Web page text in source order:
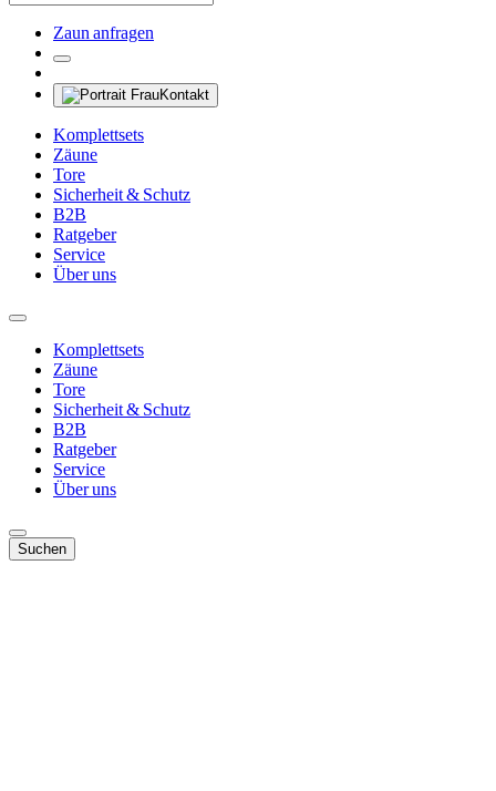
Zaun anfragen
Kontakt
Komplettsets
Zäune
Tore
Sicherheit & Schutz
B2B
Ratgeber
Service
Über uns
Komplettsets
Zäune
Tore
Sicherheit & Schutz
B2B
Ratgeber
Service
Über uns
Suchen